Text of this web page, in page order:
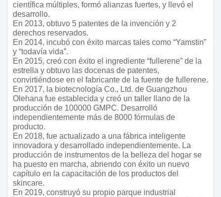
científica múltiples, formó alianzas fuertes, y llevó el
desarrollo.
En 2013, obtuvo 5 patentes de la invención y 2
derechos reservados.
En 2014, incubó con éxito marcas tales como “Yamstin”
y “todavía vida”.
En 2015, creó con éxito el ingrediente “fullerene” de la
estrella y obtuvo las docenas de patentes,
convirtiéndose en el fabricante de la fuente de fullerene.
En 2017, la biotecnología Co., Ltd. de Guangzhou
Olehana fue establecida y creó un taller llano de la
producción de 100000 GMPC. Desarrolló
independientemente más de 8000 fórmulas de
producto.
En 2018, fue actualizado a una fábrica inteligente
innovadora y desarrollado independientemente. La
producción de instrumentos de la belleza del hogar se
ha puesto en marcha, abriendo con éxito un nuevo
capítulo en la capacitación de los productos del
skincare.
En 2019, construyó su propio parque industrial